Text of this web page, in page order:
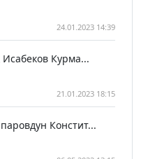
24.01.2023 14:39
Курма...
21.01.2023 18:15
Констит...